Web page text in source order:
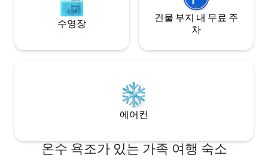
수영장
건물 부지 내 무료 주
차
에어컨
온수 욕조가 있는 가족 여행 숙소